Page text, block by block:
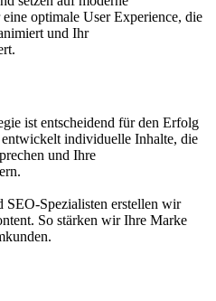
optimale User Experience, die
und Ihr
ist entscheidend für den Erfolg
individuelle Inhalte, die
und Ihre
Spezialisten erstellen wir
So stärken wir Ihre Marke